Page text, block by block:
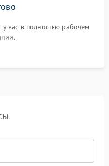
у вас в полностью рабочем